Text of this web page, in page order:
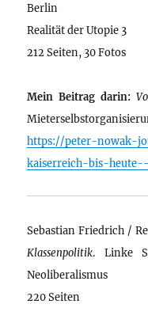
Berlin
Realität der Utopie 3
212 Seiten, 30 Fotos
Mein Beitrag darin:
https://peter-nowak-
kaiserreich-bis-
Sebastian Friedrich /
Klassenpolitik. Linke
Neoliberalismus
220 Seiten